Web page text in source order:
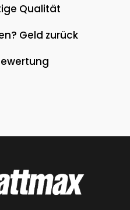
Qualität
Geld zurück